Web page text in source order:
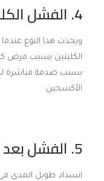
4. الفشل الكلوي الداخلي المُزمِن:
ويحدث هذا النوع
الكليتين بسبب مرض
بسبب صدمة مباشرة
الأكسجين.
5. الفشل بعد الكلوي المزمن:
انسداد طويل المدى في